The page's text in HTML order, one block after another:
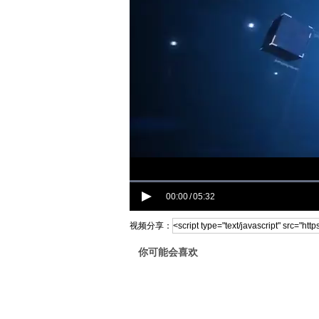
00:00/05:32
视频分享：
你可能会喜欢